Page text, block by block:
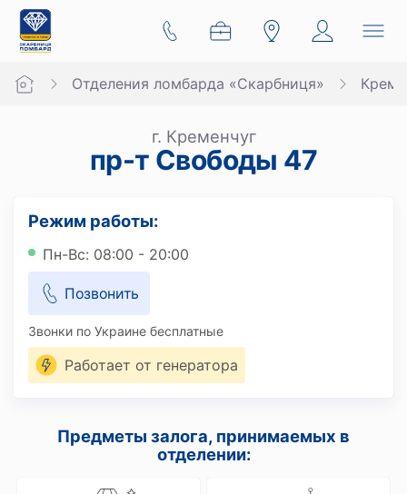
Отделения ломбарда «Скарбниця»
г. Кременчуг
пр-т Свободы 47
Режим работы:
Пн-Вс: 08:00 - 20:00
Позвонить
Звонки по Украине бесплатные
Работает от генератора
Предметы залога, принимаемых в
отделении: